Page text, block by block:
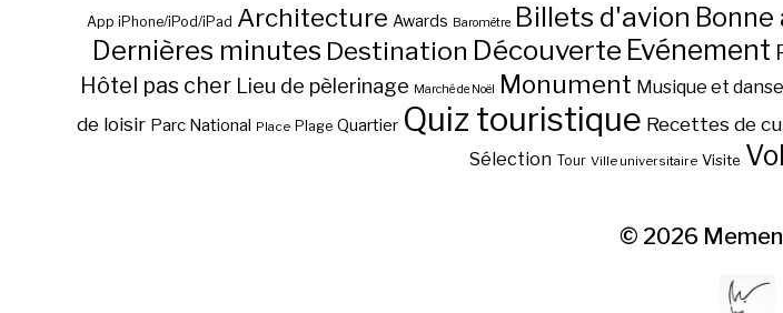
App iPhone/iPod/iPad Architecture Awards Baromètre Billets d'avion Bonne
Dernières minutes Destination Découverte Evénement
Hôtel pas cher Lieu de pèlerinage Marché de Noël Monument Musique et danse
de loisir Parc National Place Plage Quartier Quiz touristique Recettes de
Sélection Tour Ville universitaire Visite
© 2026